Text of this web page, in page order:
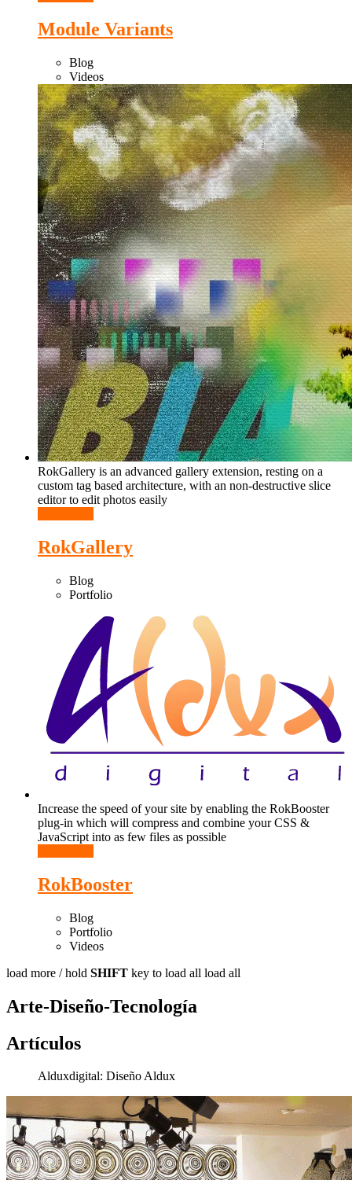
Module Variants
Blog
Videos
RokGallery is an advanced gallery extension, resting on a
custom tag based architecture, with an non-destructive slice
editor to edit photos easily
RokGallery
Blog
Portfolio
Increase the speed of your site by enabling the RokBooster
plug-in which will compress and combine your CSS &
JavaScript into as few files as possible
RokBooster
Blog
Portfolio
Videos
load more / hold SHIFT key to load all load all
Arte-Diseño-Tecnología
Artículos
Alduxdigital: Diseño Aldux